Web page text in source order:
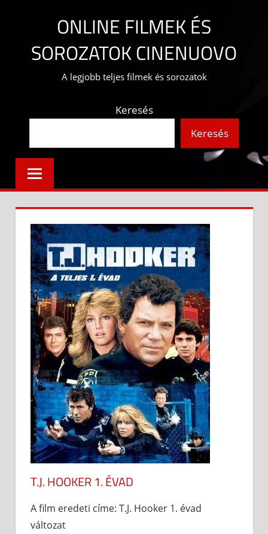
content
ONLINE FILMEK ÉS
SOROZATOK CINENUOVO
A legjobb teljes filmek és sorozatok
Keresés
Keresés
T.J. HOOKER 1. ÉVAD
A film eredeti címe: T.J. Hooker 1. évad
változat